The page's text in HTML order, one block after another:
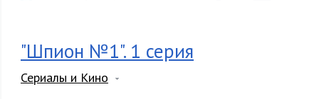
"Шпион №1". 1 серия
Сериалы и Кино